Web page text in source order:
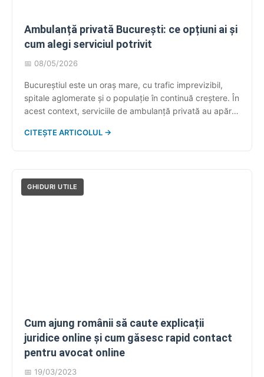
Ambulanță privată București: ce opțiuni ai și
cum alegi serviciul potrivit
📅 08/05/2026
Bucureștiul este un oraș mare, cu trafic imprevizibil,
spitale aglomerate și o populație în continuă creștere. În
acest context, serviciile de ambulanță privată au apărut
acces rapid, organizat și sigur la transport medical,
CITEȘTE ARTICOLUL →
GHIDURI UTILE
Cum ajung românii să caute explicații
juridice online și cum găsesc rapid contact
pentru avocat online
📅 19/03/2023